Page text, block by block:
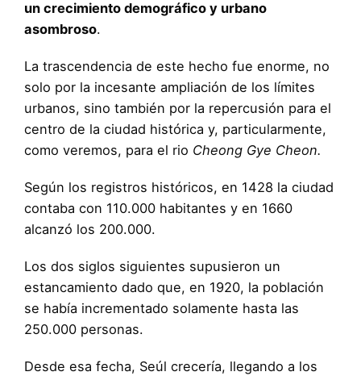
un crecimiento demográfico y urbano
asombroso.
La trascendencia de este hecho fue enorme, no
solo por la incesante ampliación de los límites
urbanos, sino también por la repercusión para el
centro de la ciudad histórica y, particularmente,
como veremos, para el rio Cheong Gye Cheon.
Según los registros históricos, en 1428 la ciudad
contaba con 110.000 habitantes y en 1660
alcanzó los 200.000.
Los dos siglos siguientes supusieron un
estancamiento dado que, en 1920, la población
se había incrementado solamente hasta las
250.000 personas.
Desde esa fecha, Seúl crecería, llegando a los